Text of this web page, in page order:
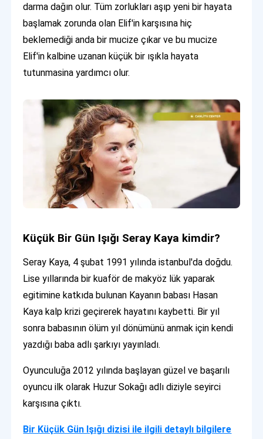
darma dağın olur. Tüm zorlukları aşıp yeni bir hayata
başlamak zorunda olan Elif'in karşısına hiç
beklemediği anda bir mucize çıkar ve bu mucize
Elif'in kalbine uzanan küçük bir ışıkla hayata
tutunmasina yardımcı olur.
Küçük Bir Gün Işığı Seray Kaya kimdir?
Seray Kaya, 4 şubat 1991 yılında istanbul'da doğdu.
Lise yıllarında bir kuaför de makyöz lük yaparak
egitimine katkıda bulunan Kayanın babası Hasan
Kaya kalp krizi geçirerek hayatını kaybetti. Bir yıl
sonra babasının ölüm yıl dönümünü anmak için kendi
yazdığı baba adlı şarkıyı yayınladı.
Oyunculuğa 2012 yılında başlayan güzel ve başarılı
oyuncu ilk olarak Huzur Sokağı adlı diziyle seyirci
karşısına çıktı.
Bir Küçük Gün Işığı dizisi ile ilgili detaylı bilgilere